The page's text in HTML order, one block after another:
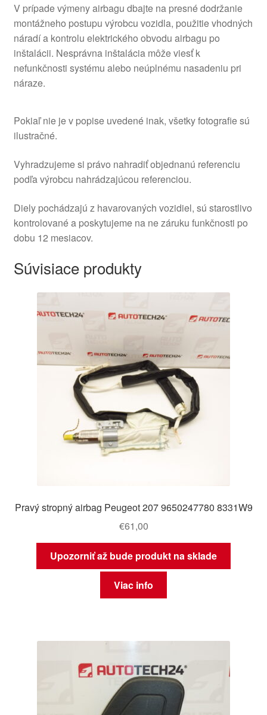
V prípade výmeny airbagu dbajte na presné dodržanie
montážneho postupu výrobcu vozidla, použitie vhodných
náradí a kontrolu elektrického obvodu airbagu po
inštalácii. Nesprávna inštalácia môže viesť k
nefunkčnosti systému alebo neúplnému nasadeniu pri
náraze.
Pokiaľ nie je v popise uvedené inak, všetky fotografie sú
ilustračné.
Vyhradzujeme si právo nahradiť objednanú referenciu
podľa výrobcu nahrádzajúcou referenciou.
Diely pochádzajú z havarovaných vozidiel, sú starostlivo
kontrolované a poskytujeme na ne záruku funkčnosti po
dobu 12 mesiacov.
Súvisiace produkty
Pravý stropný airbag Peugeot 207 9650247780 8331W9
€61,00
Upozorniť až bude produkt na sklade
Viac info